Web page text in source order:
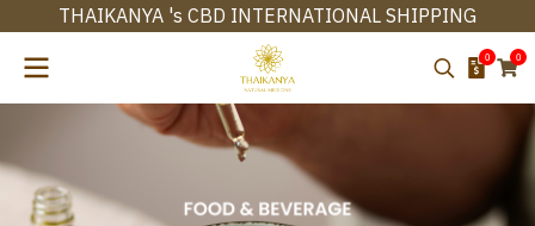
THAIKANYA 's CBD INTERNATIONAL SHIPPING
0 0